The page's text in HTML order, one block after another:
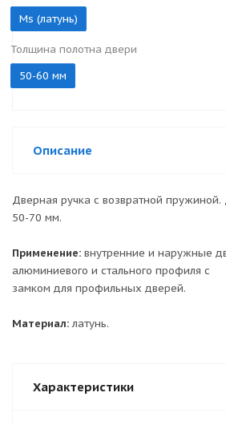
Ms (латунь)
Толщина полотна двери
50-60 мм
Описание
Дверная ручка с возвратной
50-70 мм.
Применение: внутренние и наружные
алюминиевого и стального профиля с
замком для профильных дверей.
Материал: латунь.
Характеристики